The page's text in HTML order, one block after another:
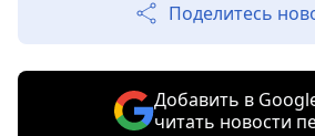
Поделитесь
Добавить в
читать новости